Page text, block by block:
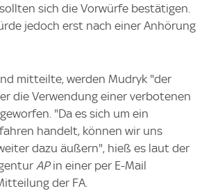
sich die Vorwürfe bestätigen.
jedoch erst nach einer Anhörung
mitteilte, werden Mudryk "der
die Verwendung einer verbotenen
"Da es sich um ein
handelt, können wir uns
dazu äußern", hieß es laut der
APin einer per E-Mail
der FA.